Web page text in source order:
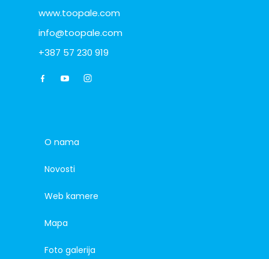
www.toopale.com
info@toopale.com
+387 57 230 919
O nama
Novosti
Web kamere
Mapa
Foto galerija